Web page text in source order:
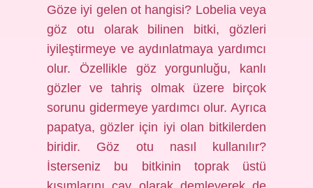
Göze iyi gelen ot hangisi? Lobelia veya
göz otu olarak bilinen bitki, gözleri
iyileştirmeye ve aydınlatmaya yardımcı
olur. Özellikle göz yorgunluğu, kanlı
gözler ve tahriş olmak üzere birçok
sorunu gidermeye yardımcı olur. Ayrıca
papatya, gözler için iyi olan bitkilerden
biridir. Göz otu nasıl kullanılır?
İsterseniz bu bitkinin toprak üstü